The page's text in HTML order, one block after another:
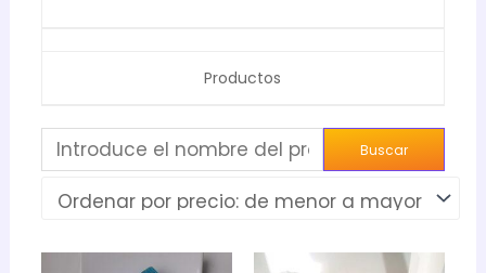
Productos